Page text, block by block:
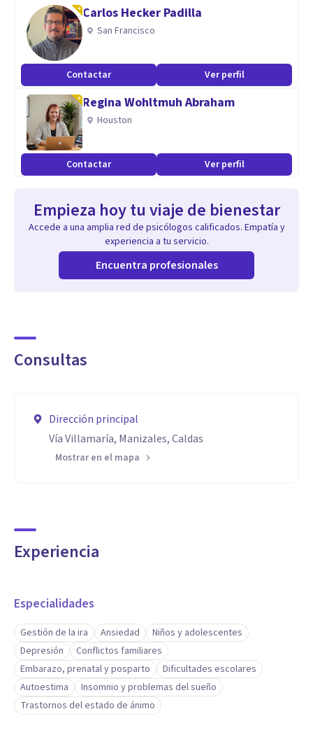
Carlos Hecker Padilla
San Francisco
Contactar Ver perfil
Regina Wohltmuh Abraham
Houston
Contactar Ver perfil
Empieza hoy tu viaje de bienestar
Accede a una amplia red de psicólogos calificados. Empatía y
experiencia a tu servicio.
Encuentra profesionales
Consultas
Dirección principal
Vía Villamaría, Manizales, Caldas
Mostrar en el mapa
Experiencia
Especialidades
Gestión de la ira Ansiedad
Niños y adolescentes
Depresión
Conflictos familiares
Embarazo, prenatal y posparto
Dificultades escolares
Autoestima
Insomnio y problemas del sueño
Trastornos del estado de ánimo